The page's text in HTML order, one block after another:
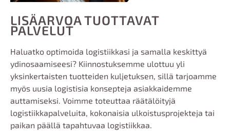
LISÄARVOA TUOTTAVAT
PALVELUT
Haluatko optimoida logistiikkasi ja samalla keskittyä
ydinosaamiseesi? Kiinnostuksemme ulottuu yli
yksinkertaisten tuotteiden kuljetuksen, sillä tarjoamme
myös uusia logistisia konsepteja asiakkaidemme
auttamiseksi. Voimme toteuttaa räätälöityjä
logistiikkapalveluita, kokonaisia ulkoistusprojekteja tai
paikan päällä tapahtuvaa logistiikkaa.